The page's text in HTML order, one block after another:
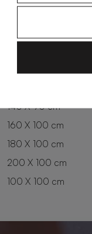
140 X 90 cm
160 X 100 cm
180 X 100 cm
200 X 100 cm
100 X 100 cm